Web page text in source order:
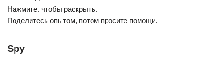
Нажмите, чтобы раскрыть.
Поделитесь опытом, потом просите помощи.
Spy